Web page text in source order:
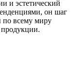
и эстетический
он шаг
по всему миру
продукции.